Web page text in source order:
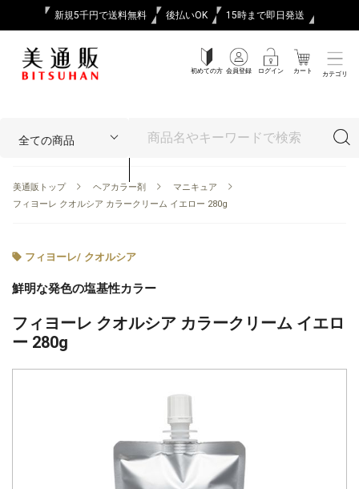
新規5千円で送料無料 後払いOK 15時まで即日発送
初めての方 会員登録 ログイン カート カテゴリ
美通販トップ ヘアカラー剤
マニキュア
フィヨーレ クオルシア カラークリーム イエロー 280g
フィヨーレ/ クオルシア
鮮明な発色の塩基性カラー
フィヨーレ クオルシア カラークリーム イエロ
ー 280g